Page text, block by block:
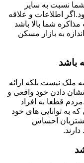
نسبت به سایر
اطلاعات و علاقه
شما بالا باشد
به بازار مسکن
باشد
نیست بلکه ارائه
دادن خودِ واقعی و
قطعا به افراد
به توانایی های خود
احساس